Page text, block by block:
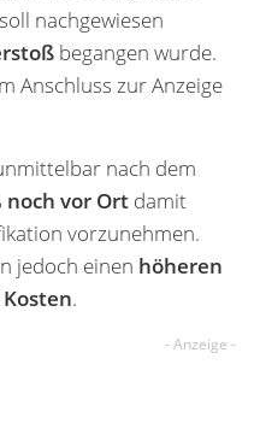
nachgewiesen
begangen wurde.
Anschluss zur Anzeige
nach dem
noch vor Ort damit
vorzunehmen.
jedoch einen höheren
.